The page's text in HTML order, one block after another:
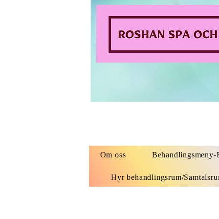
Om oss Behandlingsmeny-
Hyr behandlingsrum/